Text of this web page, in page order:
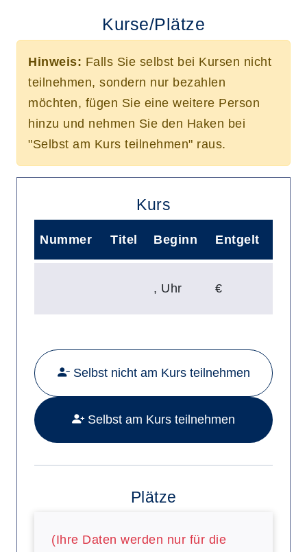
Kurse/Plätze
Hinweis: Falls Sie selbst bei Kursen nicht
teilnehmen, sondern nur bezahlen
möchten, fügen Sie eine weitere Person
hinzu und nehmen Sie den Haken bei
"Selbst am Kurs teilnehmen" raus.
Kurs
Nummer Titel Beginn Entgelt
Mehr Details zu folgendem Kurs
, Uhr €
Selbst nicht am Kurs teilnehmen
Selbst am Kurs teilnehmen
Plätze
(Ihre Daten werden nur für die